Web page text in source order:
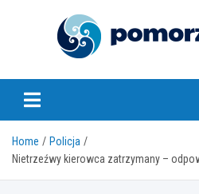
Home
Policja
Nietrzeźwy kierowca zatrzymany –